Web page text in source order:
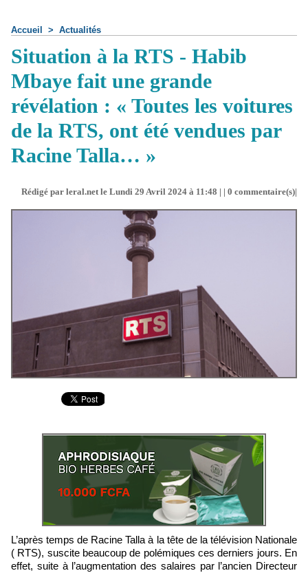
Accueil > Actualités
Situation à la RTS - Habib
Mbaye fait une grande
révélation : « Toutes les voitures
de la RTS, ont été vendues par
Racine Talla… »
Rédigé par leral.net le Lundi 29 Avril 2024 à 11:48 | | 0 commentaire(s)|
L’après temps de Racine Talla à la tête de la télévision Nationale
( RTS), suscite beaucoup de polémiques ces derniers jours. En
effet, suite à l’augmentation des salaires par l’ancien Directeur